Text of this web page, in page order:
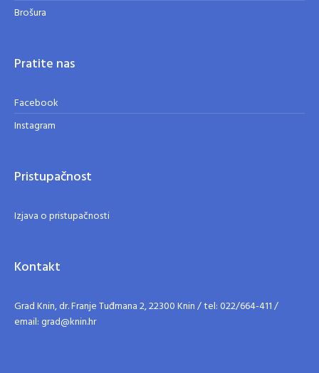
Brošura
Pratite nas
Facebook
Instagram
Pristupačnost
Izjava o pristupačnosti
Kontakt
Grad Knin, dr. Franje Tuđmana 2, 22300 Knin / tel: 022/664-411 /
email: grad@knin.hr